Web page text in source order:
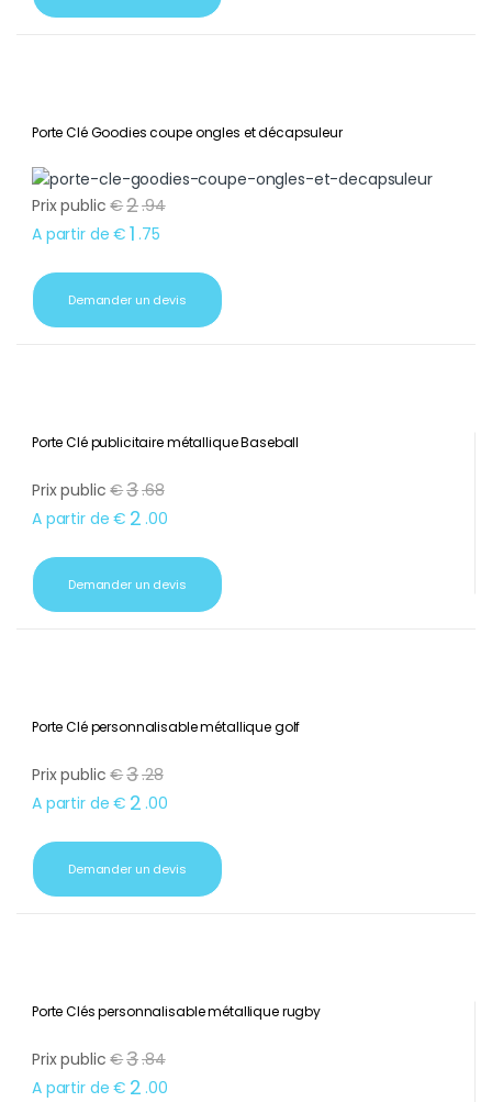
Porte Clé Goodies coupe ongles et décapsuleur
Prix public €2.94
A partir de € 1 .75
Demander un devis
Porte Clé publicitaire métallique Baseball
Prix public €3.68
A partir de € 2 .00
Demander un devis
Porte Clé personnalisable métallique golf
Prix public €3.28
A partir de € 2 .00
Demander un devis
Porte Clés personnalisable métallique rugby
Prix public €3.84
A partir de € 2 .00